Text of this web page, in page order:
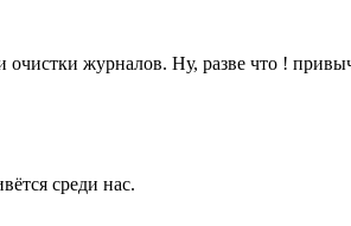
очистки журналов. Ну, разве что !
среди нас.